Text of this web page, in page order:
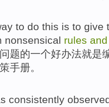
to do this is to give
nonsensical rules and
问题的一个好办法就是
手册。
consistently